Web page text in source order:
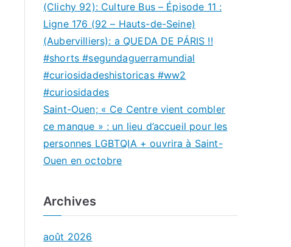
(Clichy 92): Culture Bus – Épisode 11 :
Ligne 176 (92 – Hauts-de-Seine)
(Aubervilliers): a QUEDA DE PÁRIS !!
#shorts #segundaguerramundial
#curiosidadeshistoricas #ww2
#curiosidades
Saint-Ouen; « Ce Centre vient combler
ce manque » : un lieu d’accueil pour les
personnes LGBTQIA + ouvrira à Saint-
Ouen en octobre
Archives
août 2026